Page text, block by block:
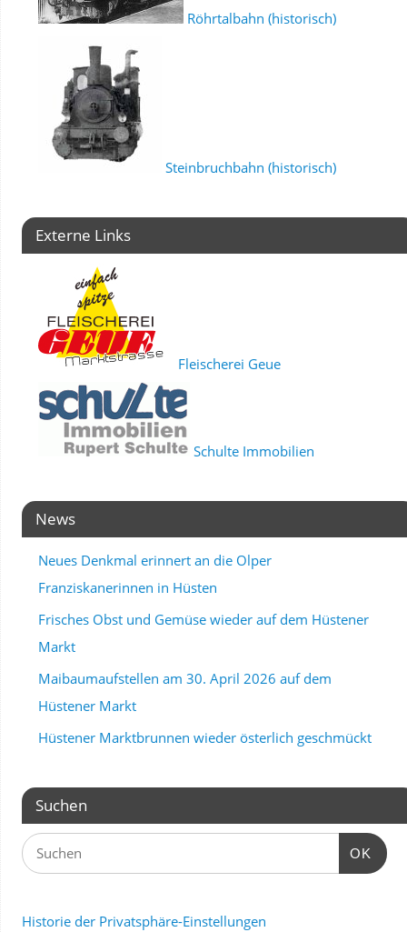
Röhrtalbahn (historisch)
Steinbruchbahn (historisch)
Externe Links
Fleischerei Geue
Schulte Immobilien
News
Neues Denkmal erinnert an die Olper
Franziskanerinnen in Hüsten
Frisches Obst und Gemüse wieder auf dem Hüstener
Markt
Maibaumaufstellen am 30. April 2026 auf dem
Hüstener Markt
Hüstener Marktbrunnen wieder österlich geschmückt
Suchen
OK
Historie der Privatsphäre-Einstellungen